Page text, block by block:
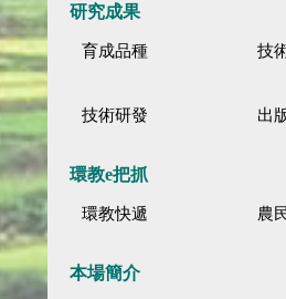
研究成果
育成品種 技
技術研發 出
環教e把抓
環教快遞 農
本場簡介